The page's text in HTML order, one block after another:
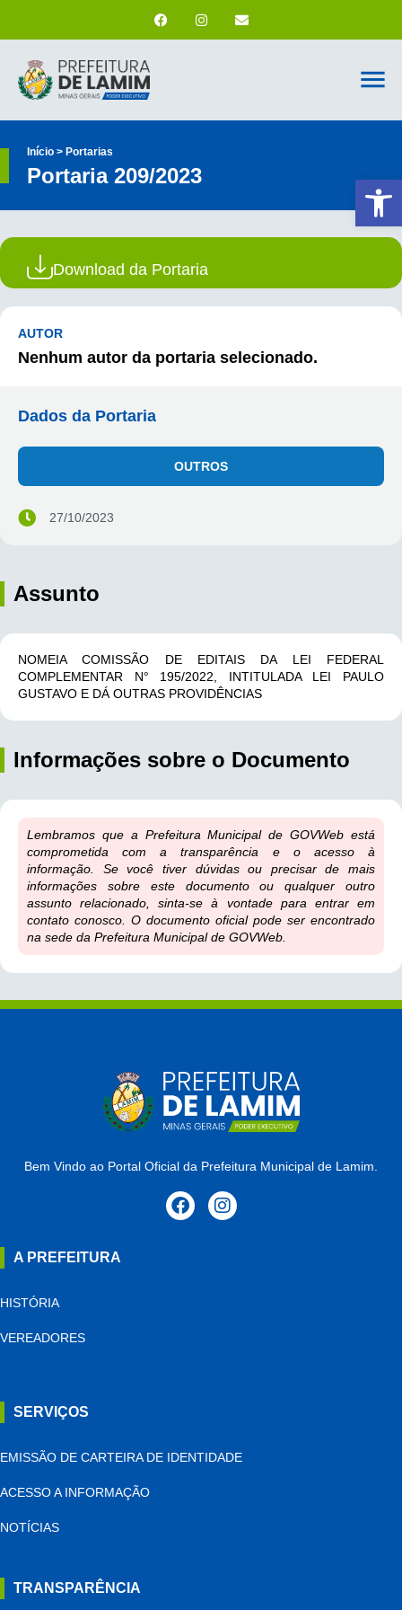
Início > Portarias
Portaria 209/2023
Download da Portaria
AUTOR
Nenhum autor da portaria selecionado.
Dados da Portaria
OUTROS
27/10/2023
Assunto
NOMEIA COMISSÃO DE EDITAIS DA LEI FEDERAL
COMPLEMENTAR N° 195/2022, INTITULADA LEI PAULO
GUSTAVO E DÁ OUTRAS PROVIDÊNCIAS
Informações sobre o Documento
Lembramos que a Prefeitura Municipal de GOVWeb está
comprometida com a transparência e o acesso à
informação. Se você tiver dúvidas ou precisar de mais
informações sobre este documento ou qualquer outro
assunto relacionado, sinta-se à vontade para entrar em
contato conosco. O documento oficial pode ser encontrado
na sede da Prefeitura Municipal de GOVWeb.
Bem Vindo ao Portal Oficial da Prefeitura Municipal de Lamim.
A PREFEITURA
HISTÓRIA
VEREADORES
SERVIÇOS
EMISSÃO DE CARTEIRA DE IDENTIDADE
ACESSO A INFORMAÇÃO
NOTÍCIAS
TRANSPARÊNCIA